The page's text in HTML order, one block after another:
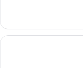
1
King
Bed